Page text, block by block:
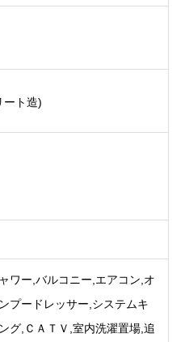
ート造)
ワー,バルコニー,エアコン,オ
プードレッサー,システムキ
グ,ＣＡＴＶ,室内洗濯置場,追